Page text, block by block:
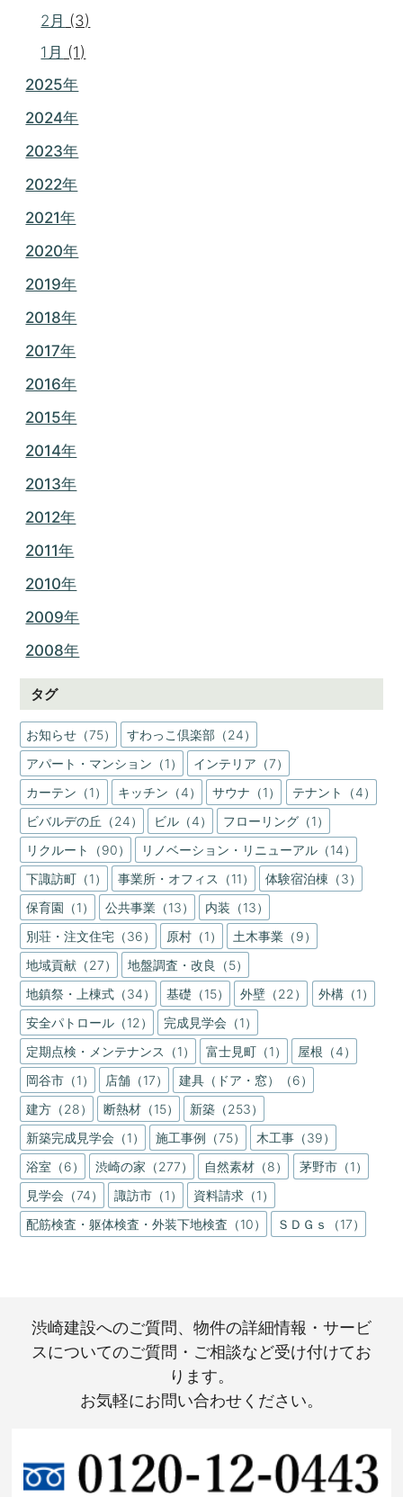
2月 (3)
1月 (1)
2025年
2024年
2023年
2022年
2021年
2020年
2019年
2018年
2017年
2016年
2015年
2014年
2013年
2012年
2011年
2010年
2009年
2008年
タグ
お知らせ（75）
すわっこ倶楽部（24）
アパート・マンション（1）
インテリア（7）
カーテン（1）
キッチン（4） サウナ（1）
テナント（4）
ビバルデの丘（24）
ビル（4）
フローリング（1）
リクルート（90）
リノベーション・リニューアル（14）
下諏訪町（1）
事業所・オフィス（11）
体験宿泊棟（3）
保育園（1）
公共事業（13）
内装（13）
別荘・注文住宅（36）
原村（1）
土木事業（9）
地域貢献（27）
地盤調査・改良（5）
地鎮祭・上棟式（34）
基礎（15） 外壁（22）
外構（1）
安全パトロール（12）
完成見学会（1）
定期点検・メンテナンス（1）
富士見町（1）
屋根（4）
岡谷市（1）
店舗（17）
建具（ドア・窓）（6）
建方（28）
断熱材（15）
新築（253）
新築完成見学会（1）
施工事例（75）
木工事（39）
浴室（6）
渋崎の家（277） 自然素材（8）
茅野市（1）
見学会（74）
諏訪市（1）
資料請求（1）
配筋検査・躯体検査・外装下地検査（10）
ＳＤＧｓ（17）
渋崎建設へのご質問、物件の詳細情報・サービ
スについてのご質問・ご相談など受け付けてお
ります。
お気軽にお問い合わせください。